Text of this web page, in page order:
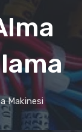
Makinesi